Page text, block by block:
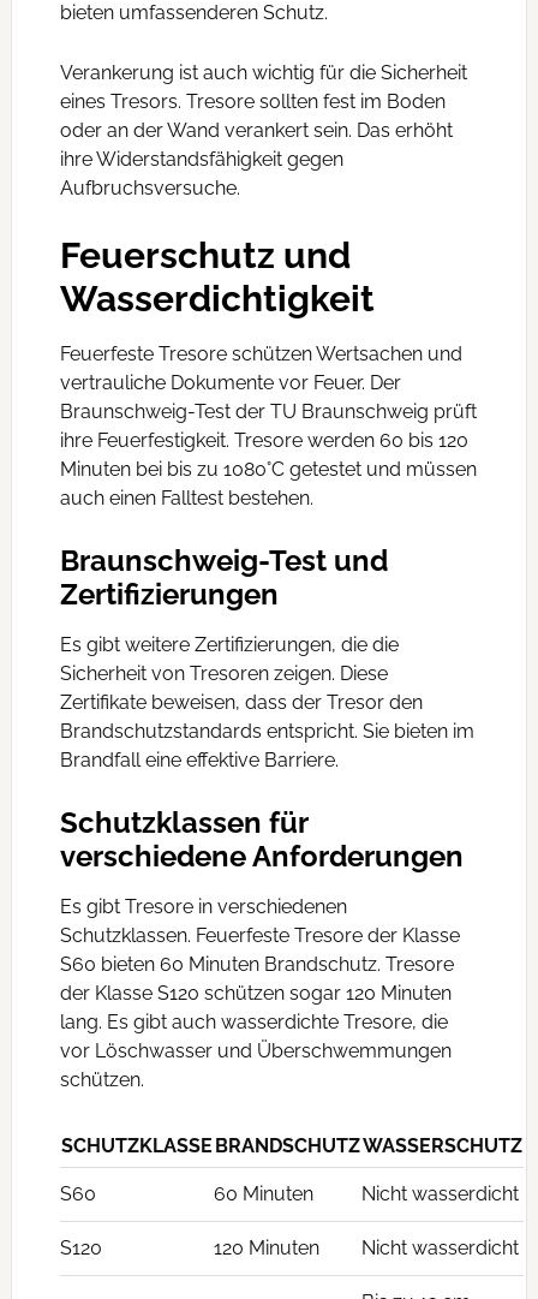
bieten umfassenderen Schutz.
Verankerung ist auch wichtig für die Sicherheit
eines Tresors. Tresore sollten fest im Boden
oder an der Wand verankert sein. Das erhöht
ihre Widerstandsfähigkeit gegen
Aufbruchsversuche.
Feuerschutz und
Wasserdichtigkeit
Feuerfeste Tresore schützen Wertsachen und
vertrauliche Dokumente vor Feuer. Der
Braunschweig-Test der TU Braunschweig prüft
ihre Feuerfestigkeit. Tresore werden 60 bis 120
Minuten bei bis zu 1080°C getestet und müssen
auch einen Falltest bestehen.
Braunschweig-Test und
Zertifizierungen
Es gibt weitere Zertifizierungen, die die
Sicherheit von Tresoren zeigen. Diese
Zertifikate beweisen, dass der Tresor den
Brandschutzstandards entspricht. Sie bieten im
Brandfall eine effektive Barriere.
Schutzklassen für
verschiedene Anforderungen
Es gibt Tresore in verschiedenen
Schutzklassen. Feuerfeste Tresore der Klasse
S60 bieten 60 Minuten Brandschutz. Tresore
der Klasse S120 schützen sogar 120 Minuten
lang. Es gibt auch wasserdichte Tresore, die
vor Löschwasser und Überschwemmungen
schützen.
SCHUTZKLASSE BRANDSCHUTZWASSERSCHUTZ
S60 60 Minuten Nicht wasserdicht
S120 120 Minuten Nicht wasserdicht